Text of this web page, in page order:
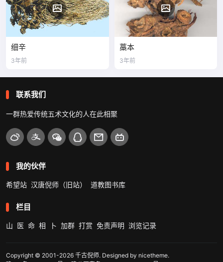
细辛
3年前
藁本
3年前
联系我们
一群热爱传统五术文化的人在此相聚
我的伙伴
希望站 汉唐倪师（旧站） 道教图书库
栏目
山 医 命 相 卜 加群 打赏 免责声明 浏览记录
Copyright © 2001-2026 千古倪师. Designed by nicetheme.